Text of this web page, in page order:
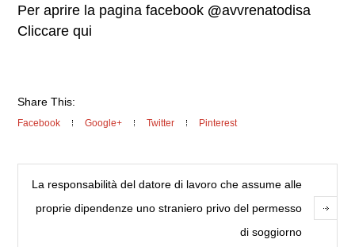
Per aprire la pagina facebook @avvrenatodisa
Cliccare qui
Share This:
Facebook Google+ Twitter Pinterest
La responsabilità del datore di lavoro che assume alle
proprie dipendenze uno straniero privo del permesso
di soggiorno